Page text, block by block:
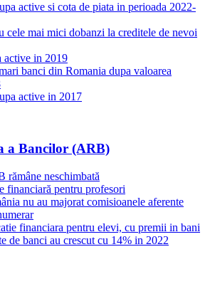
active si cota de piata in perioada 2022-
cele mai mici dobanzi la creditele de nevoi
active in 2019
banci din Romania dupa valoarea
active in 2017
a Bancilor (ARB)
rămâne neschimbată
financiară pentru profesori
nu au majorat comisioanele aferente
financiara pentru elevi, cu premii in bani
de banci au crescut cu 14% in 2022